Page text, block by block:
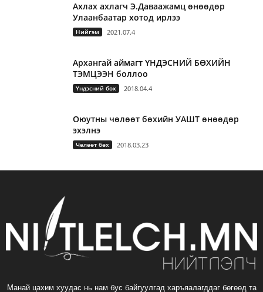
Ахлах ахлагч Э.Даваажамц өнөөдөр
Улаанбаатар хотод ирлээ
Нийгэм 2021.07.4
Архангай аймагт ҮНДЭСНИЙ БӨХИЙН
ТЭМЦЭЭН боллоо
Үндэсний бөх 2018.04.4
Оюутны чөлөөт бөхийн УАШТ өнөөдөр
эхэлнэ
Чөлөөт бөх 2018.03.23
Манай цахим хуудас нь нам бус байгуулгад харъяалагддаг бөгөөд та